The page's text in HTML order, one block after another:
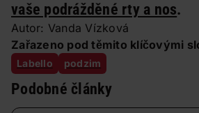
vaše podrážděné rty a nos.
Autor: Vanda Vízková
Zařazeno pod těmito klíčovými
Labello podzim
Podobné články